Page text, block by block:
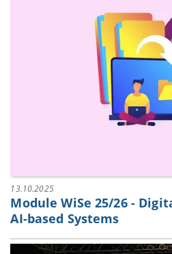
13.10.2025
Module WiSe 25/26 -
AI-based Systems